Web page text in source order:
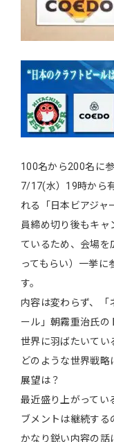
100名から200名に
7/17(水）19時から
れる「日本ビアジャ
員締め切り後もキ
ているため、会場を
ってもらい）一挙に
す。
内容は変わらず、「
ール」朝霧重治氏の
世界に羽ばたいてい
どのような世界戦
展望は？
最近盛り上がってい
ブメントは継続す
かなり鋭い内容の話